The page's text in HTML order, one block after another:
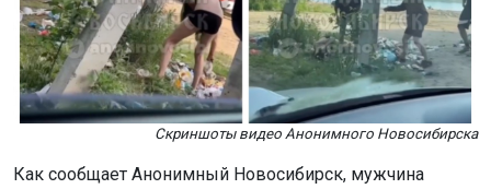
Скриншоты видео Анонимного Новосибирска
Как сообщает Анонимный Новосибирск, мужчина